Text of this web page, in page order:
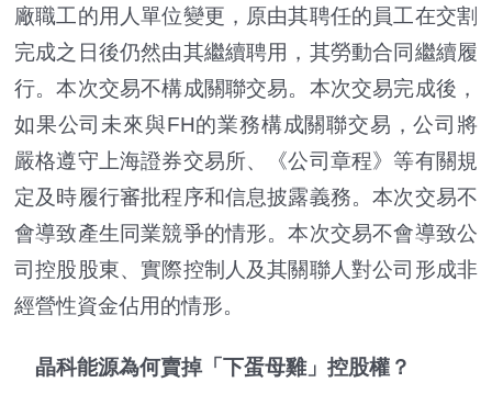
廠職工的用人單位變更，原由其聘任的員工在交割
完成之日後仍然由其繼續聘用，其勞動合同繼續履
行。本次交易不構成關聯交易。本次交易完成後，
如果公司未來與FH的業務構成關聯交易，公司將
嚴格遵守上海證券交易所、《公司章程》等有關規
定及時履行審批程序和信息披露義務。本次交易不
會導致產生同業競爭的情形。本次交易不會導致公
司控股股東、實際控制人及其關聯人對公司形成非
經營性資金佔用的情形。
晶科能源為何賣掉「下蛋母雞」控股權？